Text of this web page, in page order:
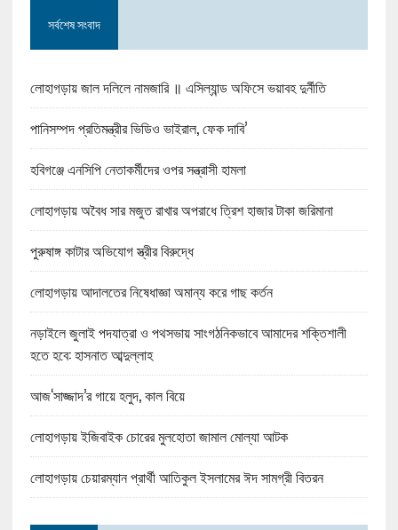
সর্বশেষ সংবাদ
লোহাগড়ায় জাল দলিলে নামজারি ॥ এসিল্যান্ড অফিসে ভয়াবহ দুর্নীতি
পানিসম্পদ প্রতিমন্ত্রীর ভিডিও ভাইরাল, ফেক দাবি’
হবিগঞ্জে এনসিপি নেতাকর্মীদের ওপর সন্ত্রাসী হামলা
লোহাগড়ায় অবৈধ সার মজুত রাখার অপরাধে ত্রিশ হাজার টাকা জরিমানা
পুরুষাঙ্গ কাটার অভিযোগ স্ত্রীর বিরুদ্ধে
লোহাগড়ায় আদালতের নিষেধাজ্ঞা অমান্য করে গাছ কর্তন
নড়াইলে জুলাই পদযাত্রা ও পথসভায় সাংগঠনিকভাবে আমাদের শক্তিশালী
হতে হবে: হাসনাত আব্দুল্লাহ
আজ‘সাজ্জাদ’র গায়ে হলুদ, কাল বিয়ে
লোহাগড়ায় ইজিবাইক চোরের মুলহোতা জামাল মোল্যা আটক
লোহাগড়ায় চেয়ারম্যান প্রার্থী আতিকুল ইসলামের ঈদ সামগ্রী বিতরন